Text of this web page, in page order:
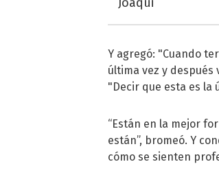
Y agregó: "Cuando
última vez y
"Decir que esta es la
“Están en la mejor
están”, bromeó. Y
cómo se sienten